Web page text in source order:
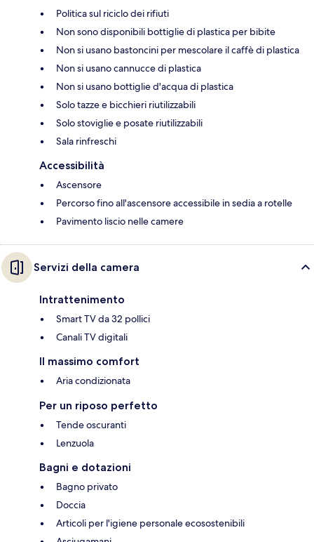
Politica sul riciclo dei rifiuti
Non sono disponibili bottiglie di plastica per bibite
Non si usano bastoncini per mescolare il caffè di plastica
Non si usano cannucce di plastica
Non si usano bottiglie d'acqua di plastica
Solo tazze e bicchieri riutilizzabili
Solo stoviglie e posate riutilizzabili
Sala rinfreschi
Accessibilità
Ascensore
Percorso fino all'ascensore accessibile in sedia a rotelle
Pavimento liscio nelle camere
Servizi della camera
Intrattenimento
Smart TV da 32 pollici
Canali TV digitali
Il massimo comfort
Aria condizionata
Per un riposo perfetto
Tende oscuranti
Lenzuola
Bagni e dotazioni
Bagno privato
Doccia
Articoli per l'igiene personale ecosostenibili